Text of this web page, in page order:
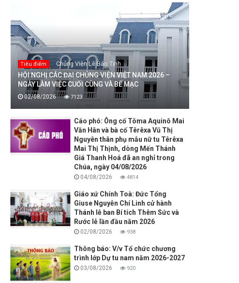
Tiêu điểm Chủng Viện Lê Bảo Tịnh
HỘI NGHỊ CÁC ĐẠI CHỦNG VIỆN VIỆT NAM 2026 –
NGÀY LÀM VIỆC CUỐI CÙNG VÀ BẾ MẠC
02/08/2026 7123
Cáo phó: Ông cố Tôma Aquinô Mai
Văn Hân và bà cố Têrêxa Vũ Thị
Nguyên thân phụ mẫu nữ tu Têrêxa
Mai Thị Thịnh, dòng Mến Thánh
Giá Thanh Hoá đã an nghỉ trong
Chúa, ngày 04/08/2026
04/08/2026 4814
Giáo xứ Chính Toà: Đức Tổng
Giuse Nguyễn Chí Linh cử hành
Thánh lễ ban Bí tích Thêm Sức và
Rước lễ lần đầu năm 2026
02/08/2026 938
Thông báo: V/v Tổ chức chương
trình lớp Dự tu nam năm 2026-2027
03/08/2026 920